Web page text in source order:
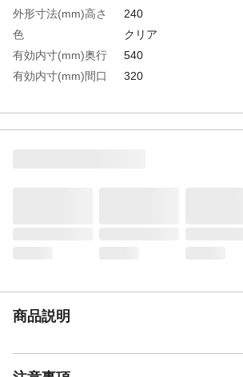
外形寸法(mm)高さ
240
色
クリア
有効内寸(mm)奥行
540
有効内寸(mm)間口
320
容量(L)
37.1
商品説明